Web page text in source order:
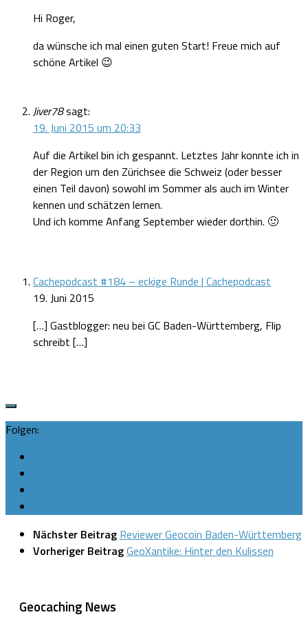
Hi Roger,
da wünsche ich mal einen guten Start! Freue mich auf
schöne Artikel 😉
Jiver78sagt:
19. Juni 2015 um 20:33
Auf die Artikel bin ich gespannt. Letztes Jahr konnte ich in
der Region um den Zürichsee die Schweiz (oder besser
einen Teil davon) sowohl im Sommer als auch im Winter
kennen und schätzen lernen.
Und ich komme Anfang September wieder dorthin. 🙂
Cachepodcast #184 – eckige Runde | Cachepodcast
19. Juni 2015
[…] Gastblogger: neu bei GC Baden-Württemberg, Flip
schreibt […]
Folgen:
Nächster Beitrag Reviewer Geocoin Baden-Württemberg
Vorheriger BeitragGeoXantike: Hinter den Kulissen
Geocaching News